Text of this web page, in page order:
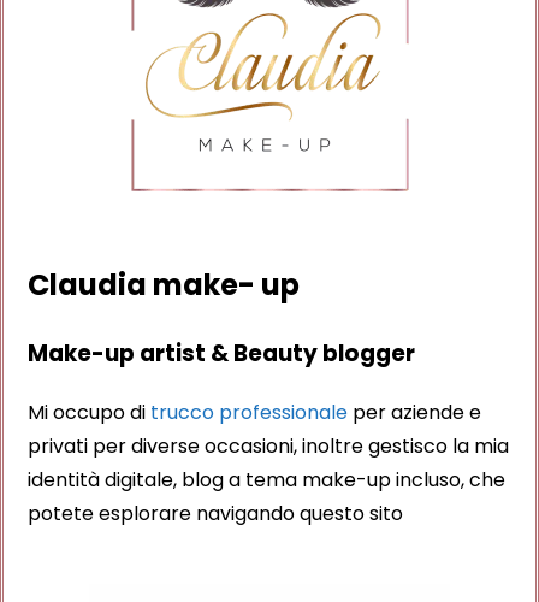
Claudia make- up
Make-up artist & Beauty blogger
Mi occupo di trucco professionale per aziende e
privati per diverse occasioni, inoltre gestisco la mia
identità digitale, blog a tema make-up incluso, che
potete esplorare navigando questo sito